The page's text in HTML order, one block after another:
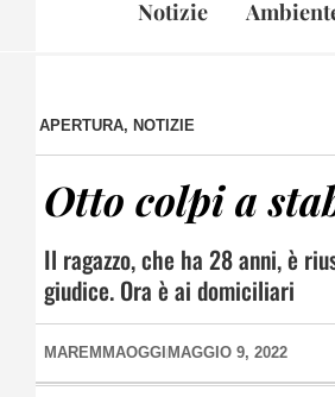
Notizie
APERTURA, NOTIZIE
Otto colpi a
Il ragazzo, che ha 28 anni, è
giudice. Ora è ai domiciliari
MAREMMAOGGI MAGGIO 9, 2022